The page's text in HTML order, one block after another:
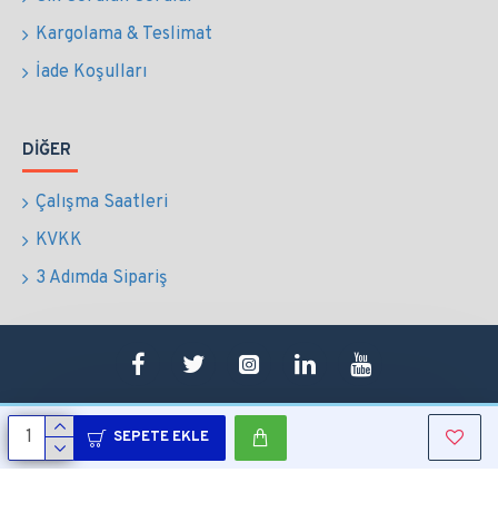
SEPETE EKLE
Kargolama & Teslimat
İade Koşulları
DIĞER
Çalışma Saatleri
KVKK
3 Adımda Sipariş
Sepetim 0507 724 65 90 Whatsapp Konum